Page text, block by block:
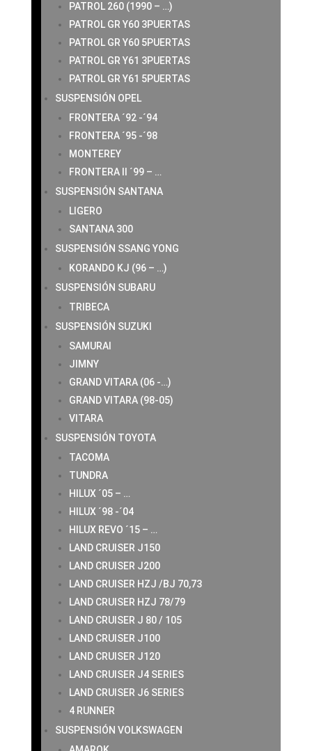
PATROL 260 (1990 – …)
PATROL GR Y60 3PUERTAS
PATROL GR Y60 5PUERTAS
PATROL GR Y61 3PUERTAS
PATROL GR Y61 5PUERTAS
SUSPENSIÓN OPEL
FRONTERA ´92 -´94
FRONTERA ´95 -´98
MONTEREY
FRONTERA II ´99 – …
SUSPENSIÓN SANTANA
LIGERO
SANTANA 300
SUSPENSIÓN SSANG YONG
KORANDO KJ (96 – …)
SUSPENSIÓN SUBARU
TRIBECA
SUSPENSIÓN SUZUKI
SAMURAI
JIMNY
GRAND VITARA (06 -…)
GRAND VITARA (98-05)
VITARA
SUSPENSIÓN TOYOTA
TACOMA
TUNDRA
HILUX ´05 – …
HILUX ´98 -´04
HILUX REVO ´15 – …
LAND CRUISER J150
LAND CRUISER J200
LAND CRUISER HZJ /BJ 70,73
LAND CRUISER HZJ 78/79
LAND CRUISER J 80 / 105
LAND CRUISER J100
LAND CRUISER J120
LAND CRUISER J4 SERIES
LAND CRUISER J6 SERIES
4 RUNNER
SUSPENSIÓN VOLKSWAGEN